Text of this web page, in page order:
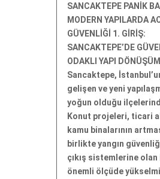
SANCAKTEPE PANİK
MODERN YAPILARDA
GÜVENLİĞİ 1. GİRİŞ:
SANCAKTEPE’DE
ODAKLI YAPI
Sancaktepe,
gelişen ve yeni
yoğun olduğu
Konut projeleri, ticari
kamu binalarının
birlikte yangın
çıkış sistemlerine
önemli ölçüde